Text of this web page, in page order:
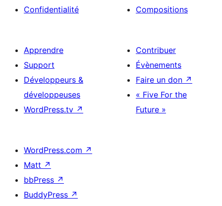
Confidentialité
Compositions
Apprendre
Support
Développeurs &
développeuses
WordPress.tv ↗
Contribuer
Évènements
Faire un don ↗
« Five For the
Future »
WordPress.com ↗
Matt ↗
bbPress ↗
BuddyPress ↗